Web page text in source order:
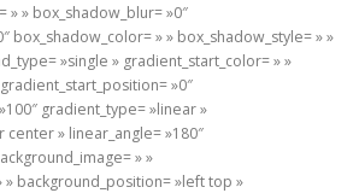
» box_shadow_blur= »0″
box_shadow_color= » » box_shadow_style= » »
»single » gradient_start_color= » »
»0″
gradient_type= »linear »
» linear_angle= »180″
» »
» background_position= »left top »